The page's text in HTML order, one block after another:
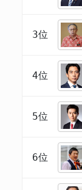
3位
4位
5位
6位